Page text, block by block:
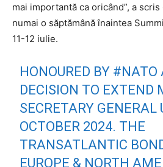
mai importantă ca oricând”, a scris
numai o săptămână înaintea
11-12 iulie.
HONOURED BY #NATO
DECISION TO EXTEND
SECRETARY GENERAL
OCTOBER 2024. THE
TRANSATLANTIC
EUROPE & NORTH